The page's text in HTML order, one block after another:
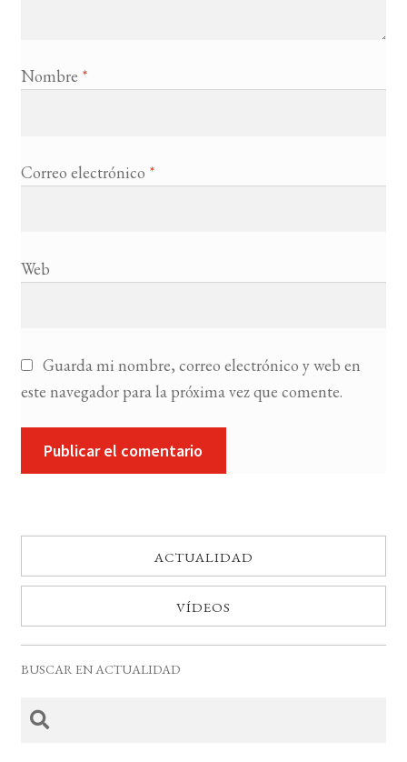
Nombre *
Correo electrónico *
Web
Guarda mi nombre, correo electrónico y web en
este navegador para la próxima vez que comente.
ACTUALIDAD
VÍDEOS
BUSCAR EN ACTUALIDAD